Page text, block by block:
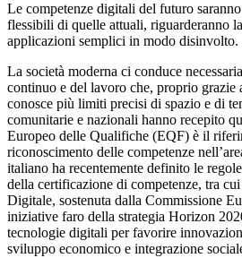
Le competenze digitali del futuro
flessibili di quelle attuali, riguarderanno
applicazioni semplici in modo disinvolto.
La società moderna ci conduce
continuo e del lavoro che, proprio
conosce più limiti precisi di spazio e di
comunitarie e nazionali hanno recepito
Europeo delle Qualifiche (EQF) è il
riconoscimento delle competenze
italiano ha recentemente definito le
della certificazione di competenze, tra
Digitale, sostenuta dalla Commissione
iniziative faro della strategia Horizon
tecnologie digitali per favorire
sviluppo economico e integrazione